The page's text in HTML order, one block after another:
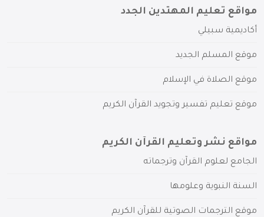
مواقع تعليم المهتدين الجدد
أكاديمية سبيلي
موقع المسلم الجديد
موقع الصلاة في الإسلام
موقع تعليم تفسير وتجويد القرآن الكريم
مواقع نشر وتعليم القرآن الكريم
الجامع لعلوم القرآن وترجماته
السنة النبوية وعلومها
موقع الترجمات الصوتية للقرآن الكريم